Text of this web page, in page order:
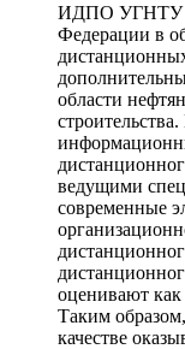
ИДПО УГНТУ
Федерации в
области
ведущими
современные
оценивают как
Таким
качестве